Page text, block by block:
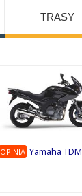
TRASY
OPINIA Yamaha